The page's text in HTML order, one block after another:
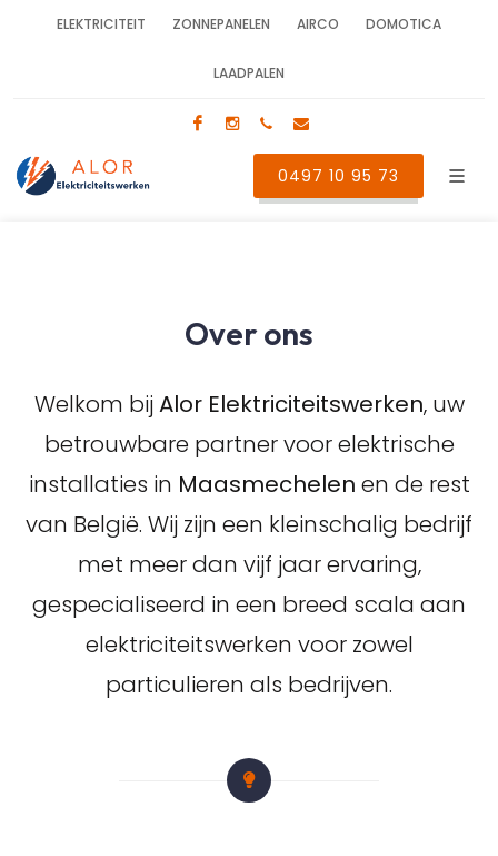
ELEKTRICITEIT ZONNEPANELEN AIRCO DOMOTICA
LAADPALEN
FacebookInstagram0497 10 95 73
0497 10 95 73
Over ons
Welkom bijAlor Elektriciteitswerken, uw
betrouwbare partner voor elektrische
installaties in Maasmechelen en de rest
van België. Wij zijn een kleinschalig bedrijf
met meer dan vijf jaar ervaring,
gespecialiseerd in een breed scala aan
elektriciteitswerken voor zowel
particulieren als bedrijven.